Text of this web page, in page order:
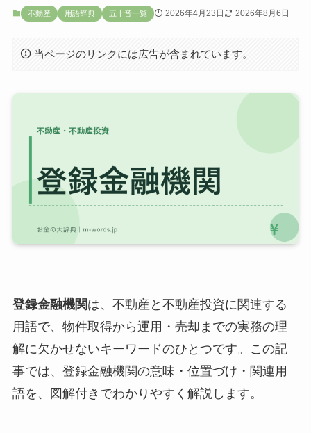
不動産 用語辞典 五十音一覧 2026年4月23日 2026年8月6日
当ページのリンクには広告が含まれています。
登録金融機関は、不動産と不動産投資に関連する
用語で、物件取得から運用・売却までの実務の理
解に欠かせないキーワードのひとつです。この記
事では、登録金融機関の意味・位置づけ・関連用
語を、図解付きでわかりやすく解説します。